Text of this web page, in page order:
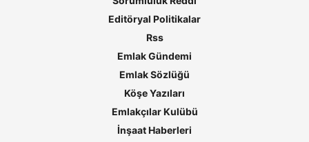
Editöryal Politikalar
Rss
Emlak Gündemi
Emlak Sözlüğü
Köşe Yazıları
Emlakçılar Kulübü
İnşaat Haberleri